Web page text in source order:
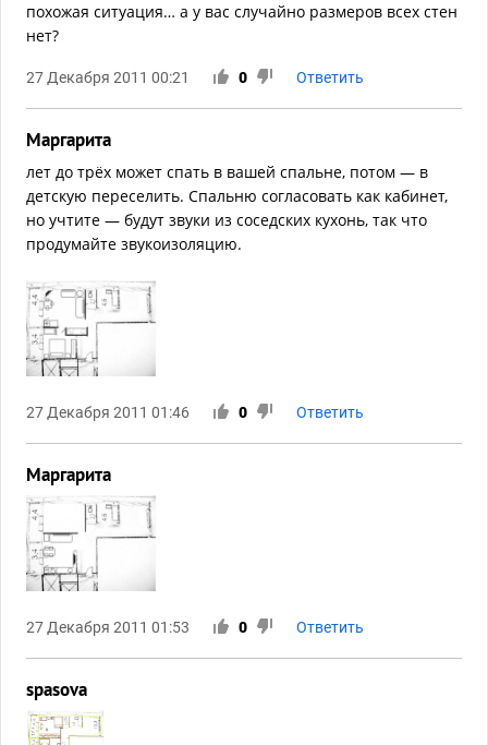
похожая ситуация… а у вас случайно размеров всех стен
нет?
27 Декабря 2011 00:21 0 Ответить
Маргарита
лет до трёх может спать в вашей спальне, потом — в
детскую переселить. Спальню согласовать как кабинет,
но учтите — будут звуки из соседских кухонь, так что
продумайте звукоизоляцию.
27 Декабря 2011 01:46 0 Ответить
Маргарита
27 Декабря 2011 01:53 0 Ответить
spasova